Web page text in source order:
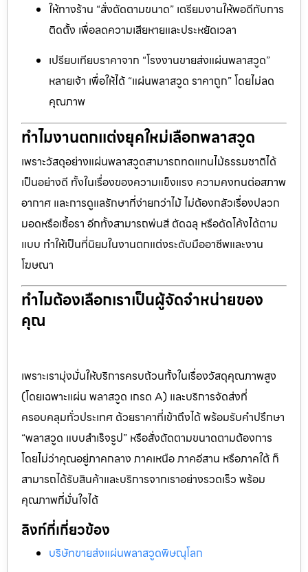
ให้ทางร้าน “สั่งตัดตามขนาด” เตรียมงานให้พอดีกับการ
ติดตั้ง เพื่อลดความเสียหายและประหยัดเวลา
เปรียบเทียบราคาจาก “โรงงานขายส่งแผ่นพลาสวูด”
หลายเจ้า เพื่อให้ได้ “แผ่นพลาสวูด ราคาถูก” โดยไม่ลด
คุณภาพ
ทำไมงานตกแต่งยุคใหม่เลือกพลาสวูด
เพราะวัสดุอย่างแผ่นพลาสวูดสามารถทดแทนไม้ธรรมชาติได้
เป็นอย่างดี ทั้งในเรื่องของความแข็งแรง ความคงทนต่อสภาพ
อากาศ และการดูแลรักษาที่ง่ายกว่าไม้ ไม่ต้องกลัวเรื่องปลวก
มอดหรือเชื้อรา อีกทั้งสามารถพ่นสี ตัดฉลุ หรือดัดโค้งได้ตาม
แบบ ทำให้เป็นที่นิยมในงานตกแต่งระดับมืออาชีพและงาน
โฆษณา
ทำไมต้องเลือกเราเป็นผู้จัดจำหน่ายของ
คุณ
เพราะเรามุ่งมั่นให้บริการครบถ้วนทั้งในเรื่องวัสดุคุณภาพสูง
(โดยเฉพาะแผ่น พลาสวูด เกรด A) และบริการจัดส่งที่
ครอบคลุมทั่วประเทศ ด้วยราคาที่เข้าถึงได้ พร้อมรับคำปรึกษา
“พลาสวูด แบบสำเร็จรูป” หรือสั่งตัดตามขนาดตามต้องการ
โดยไม่ว่าคุณอยู่ภาคกลาง ภาคเหนือ ภาคอีสาน หรือภาคใต้ ก็
สามารถได้รับสินค้าและบริการจากเราอย่างรวดเร็ว พร้อม
คุณภาพที่มั่นใจได้
ลิงก์ที่เกี่ยวข้อง
บริษัทขายส่งแผ่นพลาสวูดพิษณุโลก